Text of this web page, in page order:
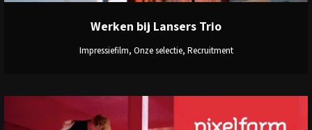
Werken bij Lansers Trio
Impressiefilm, Onze selectie, Recruitment